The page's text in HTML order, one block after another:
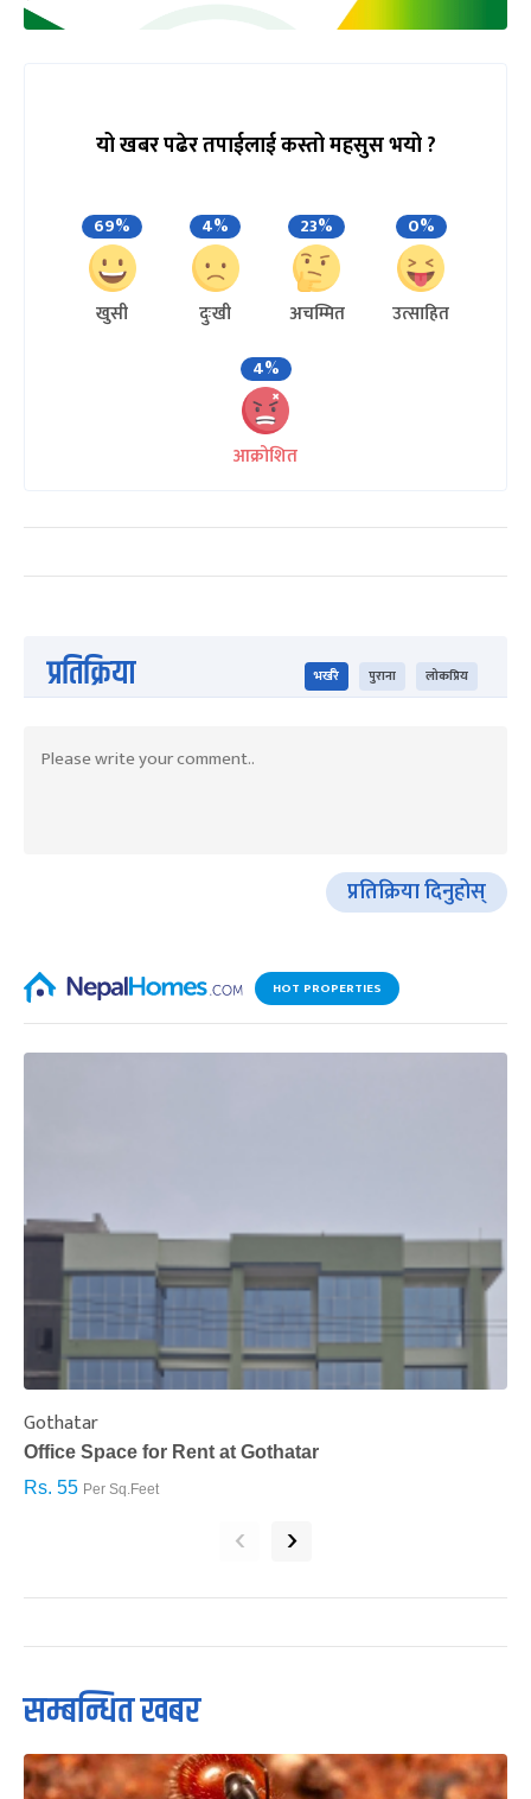
यो खबर पढेर तपाईलाई कस्तो महसुस भयो ?
69%
खुसी
4%
दुःखी
23%
अचम्मित
0%
उत्साहित
4%
आक्रोशित
प्रतिक्रिया भर्खरै पुराना लोकप्रिय
प्रतिक्रिया दिनुहोस्
HOT PROPERTIES
Gothatar
Office Space for Rent at Gothatar
Rs. 55 Per Sq.Feet
‹ ›
सम्बन्धित खबर